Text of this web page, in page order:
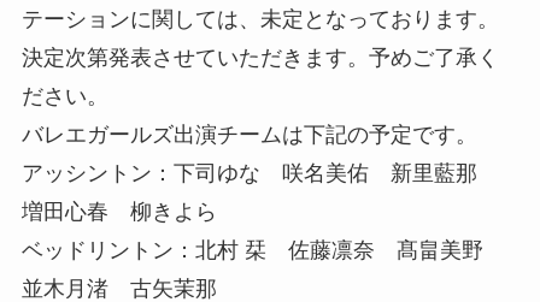
テーションに関しては、未定となっております。
決定次第発表させていただきます。予めご了承く
ださい。
バレエガールズ出演チームは下記の予定です。
アッシントン：下司ゆな 咲名美佑 新里藍那
増田心春 柳きよら
ベッドリントン：北村 栞 佐藤凛奈 髙畠美野
並木月渚 古矢茉那